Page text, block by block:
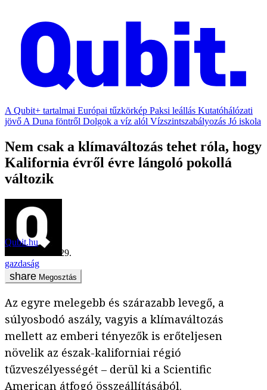
A Qubit+ tartalmai Európai tűzkörkép Paksi leállás Kutatóhálózati
jövő A Duna föntről Dolgok a víz alól Vízszintszabályozás Jó iskola
Nem csak a klímaváltozás tehet róla, hogy
Kalifornia évről évre lángoló pokollá
változik
Qubit.hu
2019. október 29.
gazdaság
Megosztás
Az egyre melegebb és szárazabb levegő, a
súlyosbodó aszály, vagyis a klímaváltozás
mellett az emberi tényezők is erőteljesen
növelik az észak-kaliforniai régió
tűzveszélyességét – derül ki a Scientific
American átfogó összeállításából.